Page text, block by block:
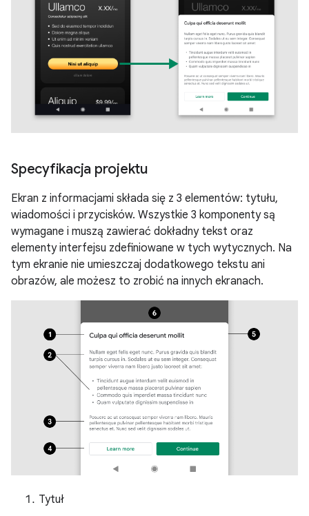
Specyfikacja projektu
Ekran z informacjami składa się z 3 elementów: tytułu,
wiadomości i przycisków. Wszystkie 3 komponenty są
wymagane i muszą zawierać dokładny tekst oraz
elementy interfejsu zdefiniowane w tych wytycznych. Na
tym ekranie nie umieszczaj dodatkowego tekstu ani
obrazów, ale możesz to zrobić na innych ekranach.
Tytuł